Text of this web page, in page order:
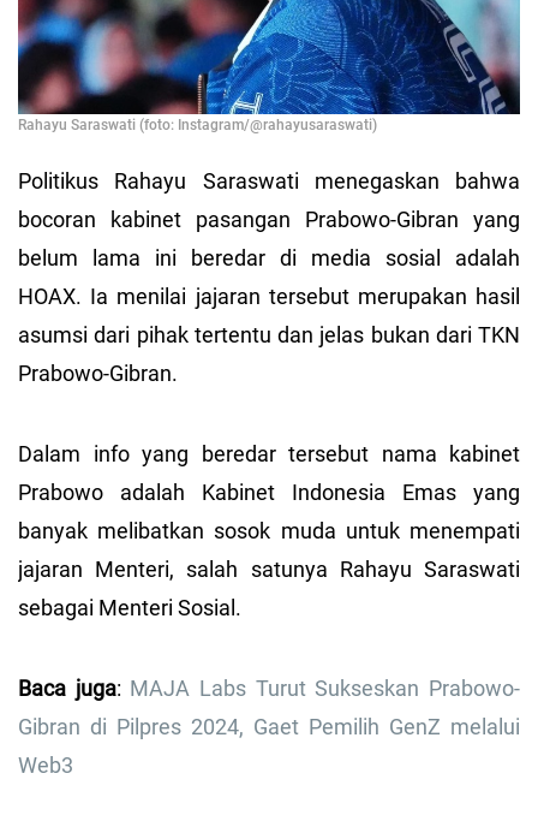
Rahayu Saraswati (foto: Instagram/@rahayusaraswati)
Politikus Rahayu Saraswati menegaskan bahwa
bocoran kabinet pasangan Prabowo-Gibran yang
belum lama ini beredar di media sosial adalah
HOAX. Ia menilai jajaran tersebut merupakan hasil
asumsi dari pihak tertentu dan jelas bukan dari TKN
Prabowo-Gibran.
Dalam info yang beredar tersebut nama kabinet
Prabowo adalah Kabinet Indonesia Emas yang
banyak melibatkan sosok muda untuk menempati
jajaran Menteri, salah satunya Rahayu Saraswati
sebagai Menteri Sosial.
Baca juga: MAJA Labs Turut Sukseskan Prabowo-
Gibran di Pilpres 2024, Gaet Pemilih GenZ melalui
Web3